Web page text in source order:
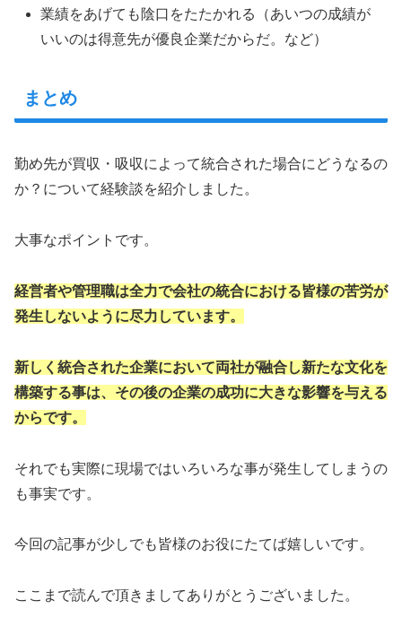
業績をあげても陰口をたたかれる（あいつの成績が
いいのは得意先が優良企業だからだ。など）
まとめ
勤め先が買収・吸収によって統合された場合にどうなるの
か？について経験談を紹介しました。
大事なポイントです。
経営者や管理職は全力で会社の統合における皆様の苦労が
発生しないように尽力しています。
新しく統合された企業において両社が融合し新たな文化を
構築する事は、その後の企業の成功に大きな影響を与える
からです。
それでも実際に現場ではいろいろな事が発生してしまうの
も事実です。
今回の記事が少しでも皆様のお役にたてば嬉しいです。
ここまで読んで頂きましてありがとうございました。